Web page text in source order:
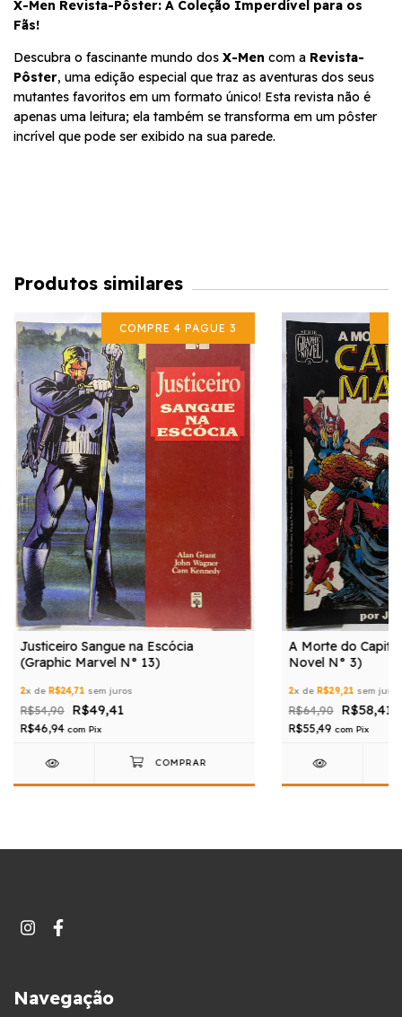
X-Men Revista-Pôster: A Coleção Imperdível para os
Fãs!
Descubra o fascinante mundo dos X-Men com a Revista-
Pôster, uma edição especial que traz as aventuras dos seus
mutantes favoritos em um formato único! Esta revista não é
apenas uma leitura; ela também se transforma em um pôster
incrível que pode ser exibido na sua parede.
Produtos similares
COMPRE 4 PAGUE 3
Justiceiro Sangue na Escócia
(Graphic Marvel N° 13)
2x de R$24,71 sem juros
R$54,90 R$49,41
R$46,94 com Pix
A Morte do
Novel N° 3)
2x de R$29,21 sem juros
R$64,90 R$58,41
R$55,49 com Pix
Navegação